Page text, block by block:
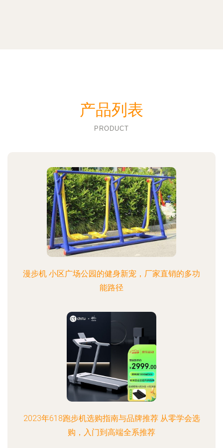
产品列表
PRODUCT
漫步机 小区广场公园的健身新宠，厂家直销的多功
能路径
2023年618跑步机选购指南与品牌推荐 从零学会选
购，入门到高端全系推荐